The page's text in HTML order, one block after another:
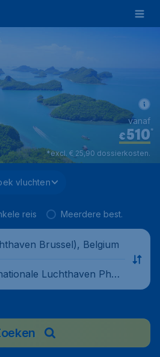
€510*
vanaf
*excl. € 25,90 dossierkosten.
vluchten
reis Meerdere best.
Brussel), Belgium
Luchthaven Phuk